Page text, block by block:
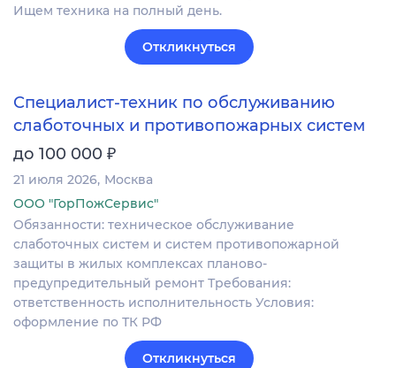
Ищем техника на полный день.
Откликнуться
Специалист-техник по обслуживанию
слаботочных и противопожарных систем
до 100 000 ₽
21 июля 2026 Москва
ООО "ГорПожСервис"
Обязанности: техническое обслуживание
слаботочных систем и систем противопожарной
защиты в жилых комплексах планово-
предупредительный ремонт Требования:
ответственность исполнительность Условия:
оформление по ТК РФ
Откликнуться